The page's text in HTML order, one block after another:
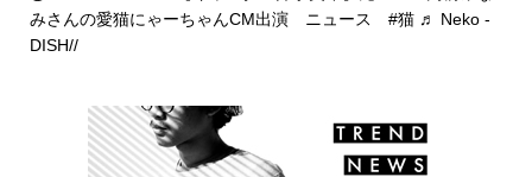
みさんの愛猫にゃーちゃんCM出演 ニュース #猫 ♬ Neko -
DISH//